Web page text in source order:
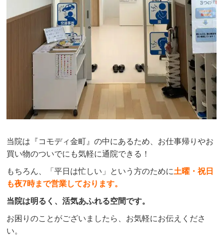
当院は『コモディ金町』の中にあるため、お仕事帰りやお
買い物のついでにも気軽に通院できる！
もちろん、「平日は忙しい」という方のために土曜・祝日
も夜7時まで営業しております。
当院は明るく、活気あふれる空間です。
お困りのことがございましたら、お気軽にお伝えくださ
い。